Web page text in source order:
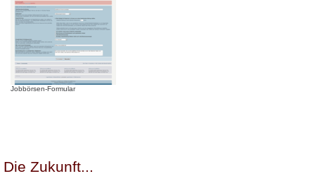
Jobbörsen-Formular
Die Zukunft...